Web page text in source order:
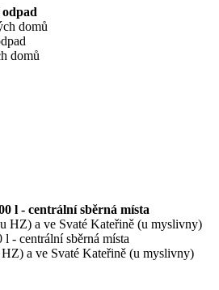
domů
domů
l - centrální sběrná místa
HZ) a ve Svaté Kateřině (u myslivny)
- centrální sběrná místa
a ve Svaté Kateřině (u myslivny)